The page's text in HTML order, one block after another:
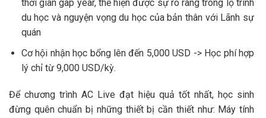
thời gian gap year, thể hiện được sự rõ ràng trong lộ trình
du học và nguyện vọng du học của bản thân với Lãnh sự
quán
Cơ hội nhận học bổng lên đến 5,000 USD -> Học phí hợp
lý chỉ từ 9,000 USD/kỳ.
Để chương trình AC Live đạt hiệu quả tốt nhất, học sinh
đừng quên chuẩn bị những thiết bị cần thiết như: Máy tính